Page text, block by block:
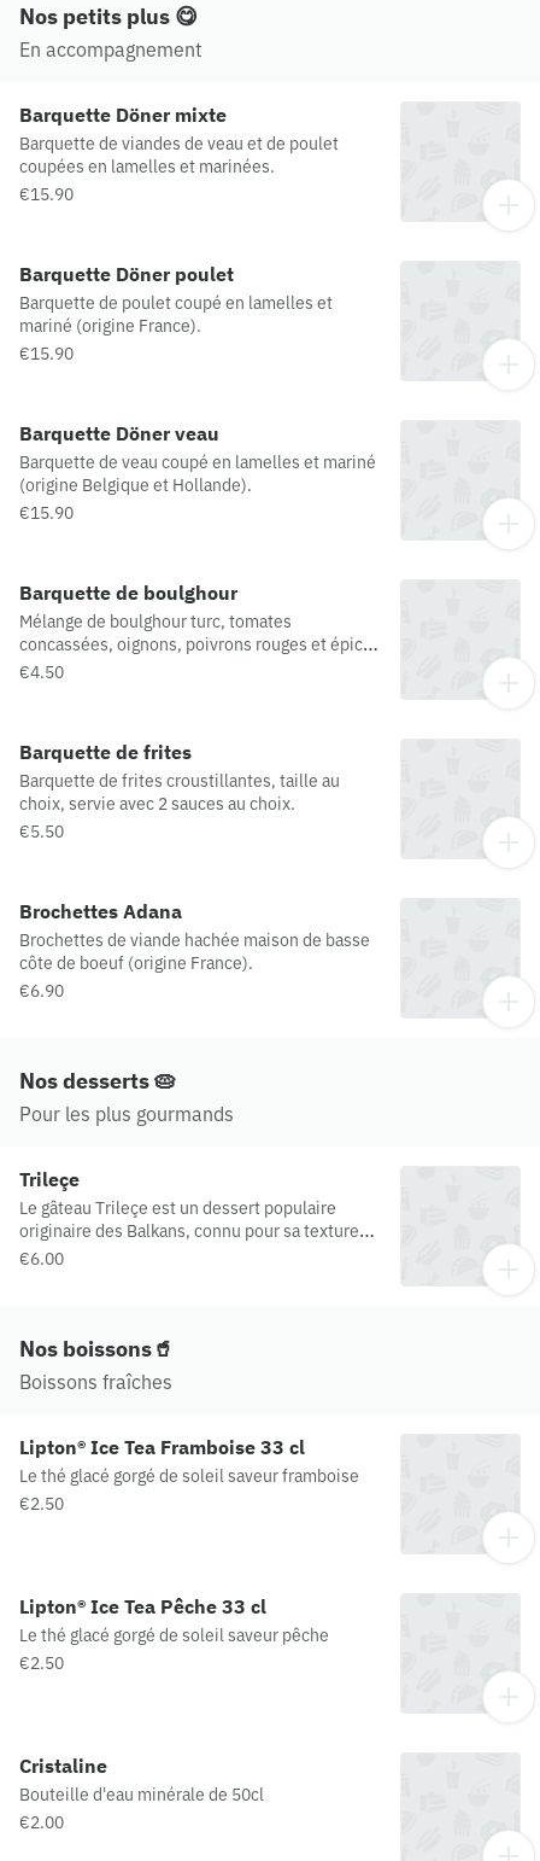
Nos petits plus 😋
En accompagnement
Barquette Döner mixte
Barquette de viandes de veau et de poulet
coupées en lamelles et marinées.
€15.90
Barquette Döner poulet
Barquette de poulet coupé en lamelles et
mariné (origine France).
€15.90
Barquette Döner veau
Barquette de veau coupé en lamelles et mariné
(origine Belgique et Hollande).
€15.90
Barquette de boulghour
Mélange de boulghour turc, tomates
concassées, oignons, poivrons rouges et épices
turques.
€4.50
Barquette de frites
Barquette de frites croustillantes, taille au
choix, servie avec 2 sauces au choix.
€5.50
Brochettes Adana
Brochettes de viande hachée maison de basse
côte de boeuf (origine France).
€6.90
Nos desserts 🥧
Pour les plus gourmands
Trileçe
Le gâteau Trileçe est un dessert populaire
originaire des Balkans, connu pour sa texture
ultra-moelleuse et son goût irrésistiblement
turc) : lait concentré, lait évaporé et crème.
€6.00
Nos boissons🥤
Boissons fraîches
Lipton® Ice Tea Framboise 33 cl
Le thé glacé gorgé de soleil saveur framboise
€2.50
Lipton® Ice Tea Pêche 33 cl
Le thé glacé gorgé de soleil saveur pêche
€2.50
Cristaline
Bouteille d'eau minérale de 50cl
€2.00